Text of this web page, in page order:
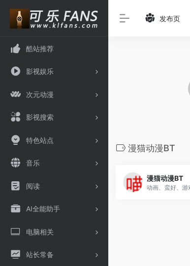
酷站推荐
影视娱乐
次元动漫
影视搜索
特色站点
音乐
阅读
AI全能助手
电脑相关
站长常备
发布页
漫猫动漫BT
漫猫动漫BT